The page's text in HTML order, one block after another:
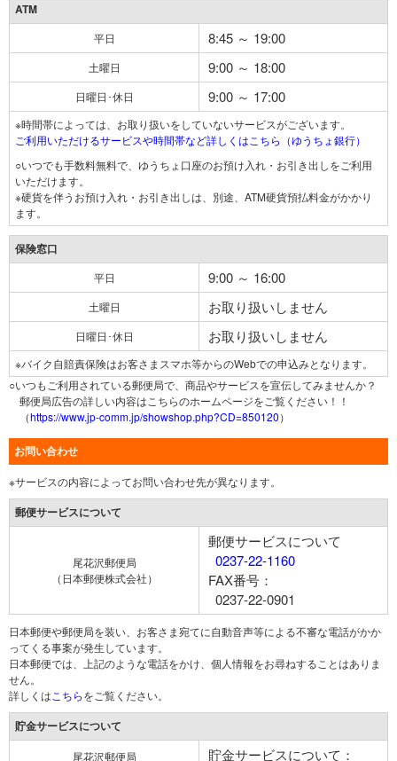
ATM
平日 8:45 ～ 19:00
土曜日 9:00 ～ 18:00
日曜日･休日 9:00 ～ 17:00
※時間帯によっては、お取り扱いをしていないサービスがございます。
ご利用いただけるサービスや時間帯など詳しくはこちら（ゆうちょ銀行）
○いつでも手数料無料で、ゆうちょ口座のお預け入れ・お引き出しをご利用
いただけます。
※硬貨を伴うお預け入れ・お引き出しは、別途、ATM硬貨預払料金がかかり
ます。
保険窓口
平日 9:00 ～ 16:00
土曜日 お取り扱いしません
日曜日･休日 お取り扱いしません
※バイク自賠責保険はお客さまスマホ等からのWebでの申込みとなります。
○いつもご利用されている郵便局で、商品やサービスを宣伝してみませんか？
郵便局広告の詳しい内容はこちらのホームページをご覧ください！！
（https://www.jp-comm.jp/showshop.php?CD=850120）
お問い合わせ
※サービスの内容によってお問い合わせ先が異なります。
郵便サービスについて
尾花沢郵便局
（日本郵便株式会社）
郵便サービスについて
0237-22-1160
FAX番号：
0237-22-0901
日本郵便や郵便局を装い、お客さま宛てに自動音声等による不審な電話がかか
ってくる事案が発生しています。
日本郵便では、上記のような電話をかけ、個人情報をお尋ねすることはありま
せん。
詳しくは こちらをご覧ください。
貯金サービスについて
尾花沢郵便局
貯金サービスについて：